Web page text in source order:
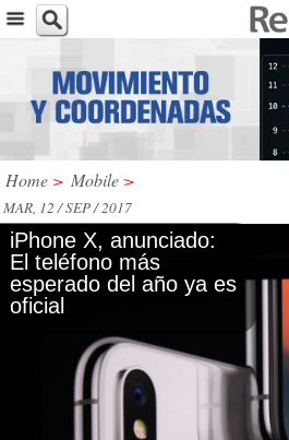
Home > Mobile >
MAR, 12 / SEP / 2017
iPhone X, anunciado:
El teléfono más
esperado del año ya es
oficial